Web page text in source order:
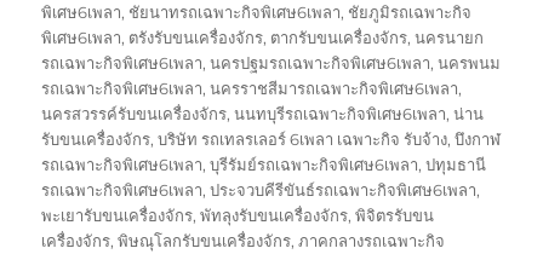
พิเศษ6เพลา, ชัยนาทรถเฉพาะกิจพิเศษ6เพลา, ชัยภูมิรถเฉพาะกิจ
พิเศษ6เพลา, ตรังรับขนเครื่องจักร, ตากรับขนเครื่องจักร,นครนายก
รถเฉพาะกิจพิเศษ6เพลา,นครปฐมรถเฉพาะกิจพิเศษ6เพลา,นครพนม
รถเฉพาะกิจพิเศษ6เพลา,นครราชสีมารถเฉพาะกิจพิเศษ6เพลา,
นครสวรรค์รับขนเครื่องจักร,นนทบุรีรถเฉพาะกิจพิเศษ6เพลา,น่าน
รับขนเครื่องจักร,บริษัท รถเทลรเลอร์ 6เพลา เฉพาะกิจ รับจ้าง,บึงกาฬ
รถเฉพาะกิจพิเศษ6เพลา,บุรีรัมย์รถเฉพาะกิจพิเศษ6เพลา,ปทุมธานี
รถเฉพาะกิจพิเศษ6เพลา,ประจวบคีรีขันธ์รถเฉพาะกิจพิเศษ6เพลา,
พะเยารับขนเครื่องจักร,พัทลุงรับขนเครื่องจักร,พิจิตรรับขน
เครื่องจักร,พิษณุโลกรับขนเครื่องจักร,ภาคกลางรถเฉพาะกิจ